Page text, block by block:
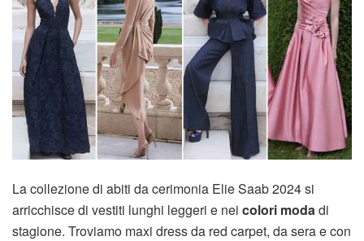
La collezione di abiti da cerimonia Elie Saab 2024 si
arricchisce di vestiti lunghi leggeri e nei colori moda di
stagione. Troviamo maxi dress da red carpet, da sera e con